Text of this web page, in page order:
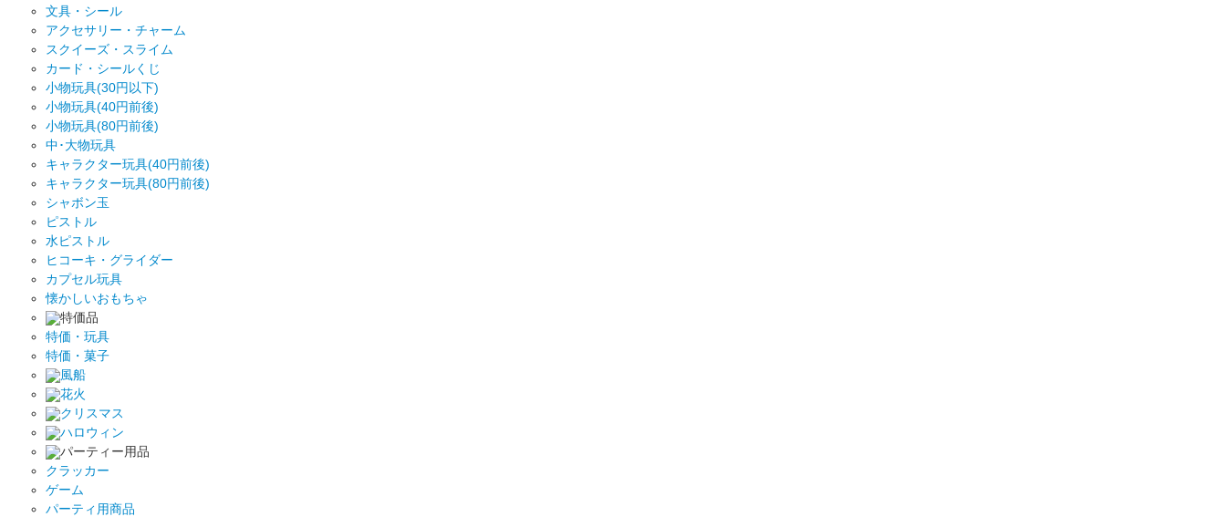
文具・シール
アクセサリー・チャーム
スクイーズ・スライム
カード・シールくじ
小物玩具(30円以下)
小物玩具(40円前後)
小物玩具(80円前後)
中･大物玩具
キャラクター玩具(40円前後)
キャラクター玩具(80円前後)
シャボン玉
ピストル
水ピストル
ヒコーキ・グライダー
カプセル玩具
懐かしいおもちゃ
特価品
特価・玩具
特価・菓子
風船
花火
クリスマス
ハロウィン
パーティー用品
クラッカー
ゲーム
パーティ用商品